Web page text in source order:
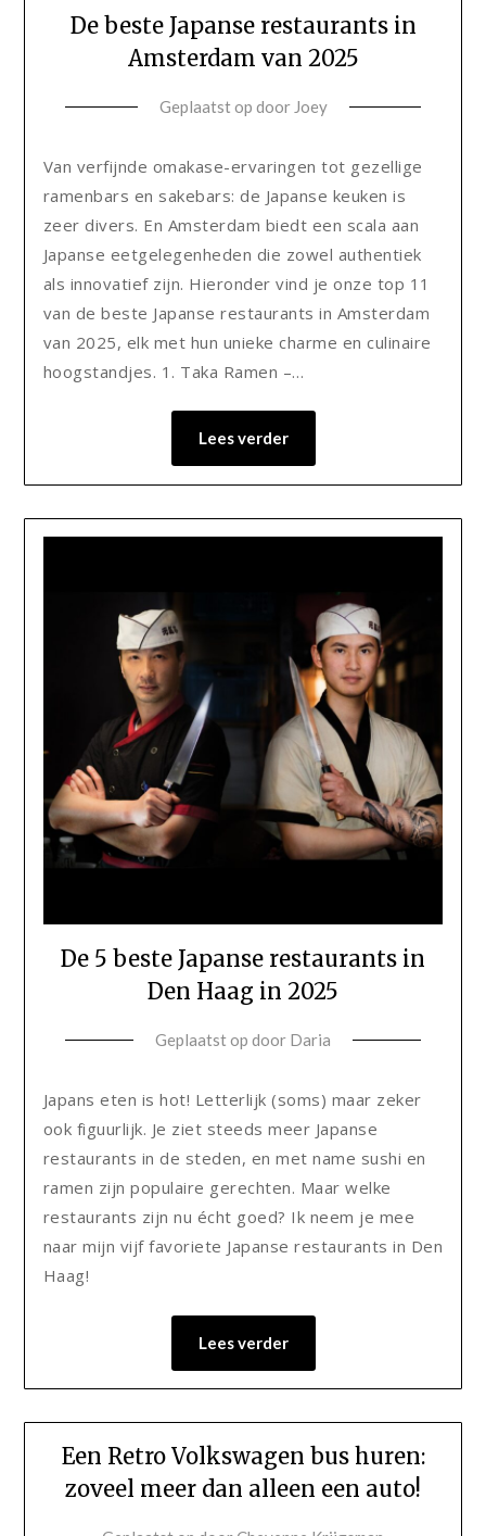
De beste Japanse restaurants in
Amsterdam van 2025
Geplaatst op door Joey
Van verfijnde omakase-ervaringen tot gezellige
ramenbars en sakebars: de Japanse keuken is
zeer divers. En Amsterdam biedt een scala aan
Japanse eetgelegenheden die zowel authentiek
als innovatief zijn. Hieronder vind je onze top 11
van de beste Japanse restaurants in Amsterdam
van 2025, elk met hun unieke charme en culinaire
hoogstandjes.​ 1. Taka Ramen –…
Lees verder
De 5 beste Japanse restaurants in
Den Haag in 2025
Geplaatst op door Daria
Japans eten is hot! Letterlijk (soms) maar zeker
ook figuurlijk. Je ziet steeds meer Japanse
restaurants in de steden, en met name sushi en
ramen zijn populaire gerechten. Maar welke
restaurants zijn nu écht goed? Ik neem je mee
naar mijn vijf favoriete Japanse restaurants in Den
Haag!
Lees verder
Een Retro Volkswagen bus huren:
zoveel meer dan alleen een auto!